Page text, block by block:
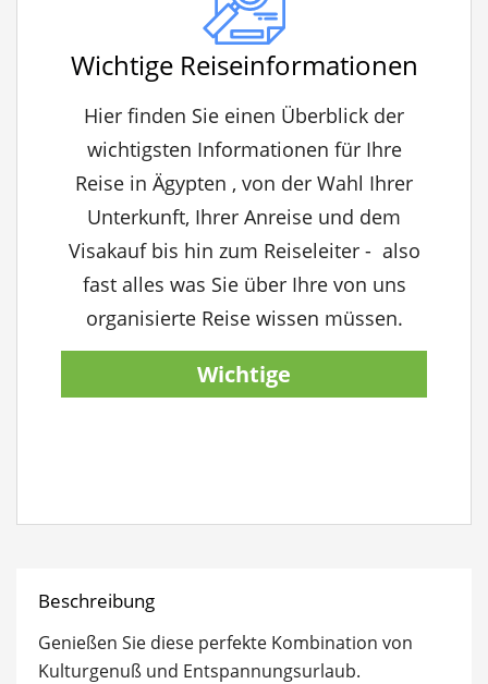
Wichtige Reiseinformationen
Hier finden Sie einen Überblick der
wichtigsten Informationen für Ihre
Reise in Ägypten , von der Wahl Ihrer
Unterkunft, Ihrer Anreise und dem
Visakauf bis hin zum Reiseleiter - also
fast alles was Sie über Ihre von uns
organisierte Reise wissen müssen.
Wichtige
Beschreibung
Genießen Sie diese perfekte Kombination von
Kulturgenuß und Entspannungsurlaub.